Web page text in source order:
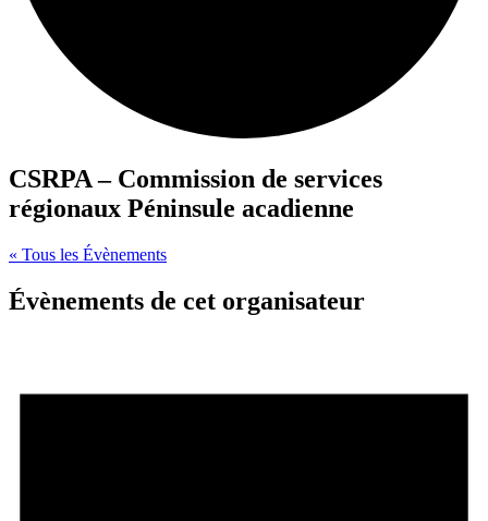
CSRPA – Commission de services
régionaux Péninsule acadienne
« Tous les Évènements
Évènements de cet organisateur